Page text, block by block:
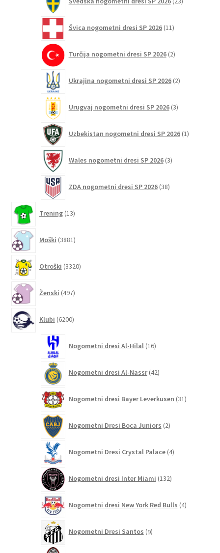
izdelkov
Švica nogometni dresi SP 2026 11izdelkov
Turčija nogometni dresi SP 2026 2izdelka
Ukrajina nogometni dresi SP 2026 2izdelka
Urugvaj nogometni dresi SP 2026 3izdelki
Uzbekistan nogometni dresi SP 2026 1izdelek
Wales nogometni dresi SP 2026 3izdelki
ZDA nogometni dresi SP 2026 38izdelkov
Trening 13izdelkov
Moški 3881izdelkov
Otroški 3320izdelkov
Ženski 497izdelkov
Klubi 6200izdelkov
Nogometni dresi Al-Hilal 16izdelkov
Nogometni dresi Al-Nassr 42izdelkov
Nogometni dresi Bayer Leverkusen 31izdelkov
Nogometni Dresi Boca Juniors 2izdelka
Nogometni Dresi Crystal Palace 4izdelki
Nogometni dresi Inter Miami 132izdelkov
Nogometni dresi New York Red Bulls 4izdelki
Nogometni Dresi Santos 9izdelkov